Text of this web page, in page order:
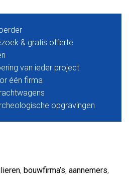
& gratis offerte
van ieder project
één firma
opgravingen
, bouwfirma’s, aannemers,